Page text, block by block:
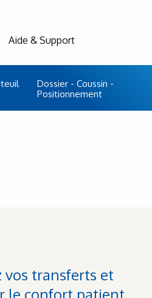
Dossier - Coussin -
Positionnement
Aide & Support
vos transferts et